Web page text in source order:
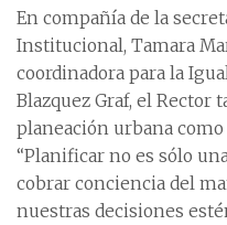
En compañía de la
Institucional, Tamara
coordinadora para la
Blazquez Graf, el Rector
planeación urbana como
“Planificar no es sólo
cobrar conciencia del
nuestras decisiones